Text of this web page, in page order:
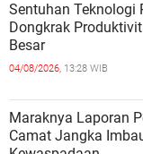
Sentuhan Teknologi
Dongkrak
Besar
04/08/2026, 13:28 WIB
Maraknya Laporan
Camat Jangka